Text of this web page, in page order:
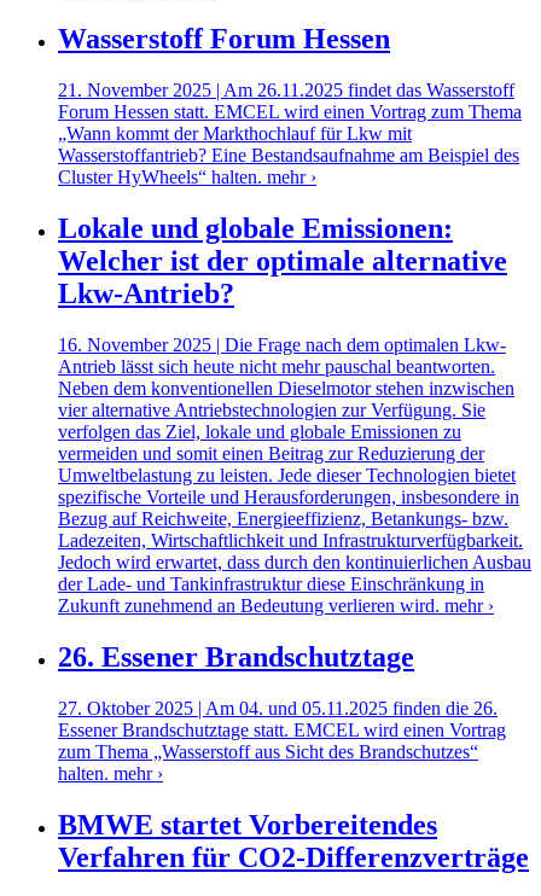
Wasserstoff Forum Hessen
21. November 2025 | Am 26.11.2025 findet das Wasserstoff
Forum Hessen statt. EMCEL wird einen Vortrag zum Thema
„Wann kommt der Markthochlauf für Lkw mit
Wasserstoffantrieb? Eine Bestandsaufnahme am Beispiel des
Cluster HyWheels“ halten. mehr ›
Lokale und globale Emissionen:
Welcher ist der optimale alternative
Lkw-Antrieb?
16. November 2025 | Die Frage nach dem optimalen Lkw-
Antrieb lässt sich heute nicht mehr pauschal beantworten.
Neben dem konventionellen Dieselmotor stehen inzwischen
vier alternative Antriebstechnologien zur Verfügung. Sie
verfolgen das Ziel, lokale und globale Emissionen zu
vermeiden und somit einen Beitrag zur Reduzierung der
Umweltbelastung zu leisten. Jede dieser Technologien bietet
spezifische Vorteile und Herausforderungen, insbesondere in
Bezug auf Reichweite, Energieeffizienz, Betankungs- bzw.
Ladezeiten, Wirtschaftlichkeit und Infrastrukturverfügbarkeit.
Jedoch wird erwartet, dass durch den kontinuierlichen Ausbau
der Lade- und Tankinfrastruktur diese Einschränkung in
Zukunft zunehmend an Bedeutung verlieren wird. mehr ›
26. Essener Brandschutztage
27. Oktober 2025 | Am 04. und 05.11.2025 finden die 26.
Essener Brandschutztage statt. EMCEL wird einen Vortrag
zum Thema „Wasserstoff aus Sicht des Brandschutzes“
halten. mehr ›
BMWE startet Vorbereitendes
Verfahren für CO2-Differenzverträge